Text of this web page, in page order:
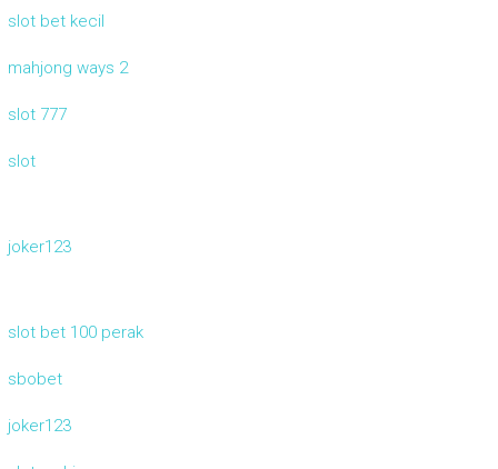
slot bet kecil
mahjong ways 2
slot 777
slot
joker123
slot bet 100 perak
sbobet
joker123